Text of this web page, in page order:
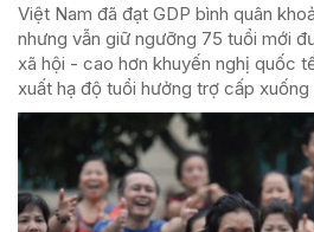
Việt Nam đã đạt GDP bình quân
nhưng vẫn giữ ngưỡng 75 tuổi mới
xã hội - cao hơn khuyến nghị quốc
xuất hạ độ tuổi hưởng trợ cấp xuống